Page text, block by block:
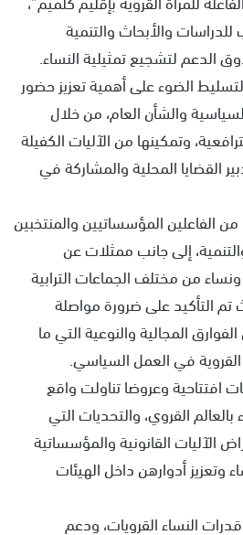
والأبحاث والتنمية
الدعم لتشجيع تمثيلية النساء.
الضوء على أهمية تعزيز حضور
والشأن العام، من خلال
وتمكينها من الآليات الكفيلة
القضايا المحلية والمشاركة في
الفاعلين المؤسساتيين والمنتخبين
إلى جانب ممثلات عن
من مختلف الجماعات الترابية
تم التأكيد على ضرورة مواصلة
المجالية والنوعية التي ما
القروية في العمل السياسي.
افتتاحية وعروضا تناولت واقع
القروي، والتحديات التي
الآليات القانونية والمؤسساتية
وتعزيز أدوارهن داخل الهيئات
النساء القرويات، ودعم